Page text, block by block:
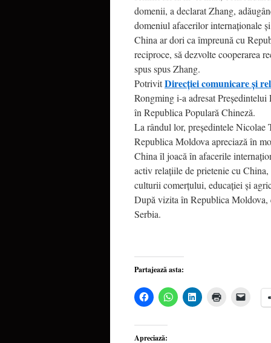
domenii, a declarat Zhang,
domeniul afacerilor internaţionale
China ar dori ca împreună cu
reciproce, să dezvolte cooperarea
spus spus Zhang.
PotrivitDirecției comunicare și
Rongming i-a adresat
în Republica Populară Chineză.
La rândul lor, preşedintele
Republica Moldova apreciază în
China îl joacă în afacerile
activ relaţiile de prietenie cu
culturii comerţului, educaţiei şi
După vizita în Republica Moldova,
Serbia.
Partajează asta:
Dă
clic
partaja
pe
Dă
clic
Dă
clic
pentru
Apreciază: